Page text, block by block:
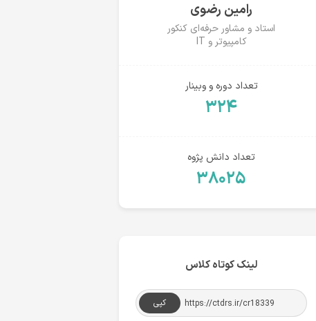
رامین رضوی
استاد و مشاور حرفه‌ای کنکور
کامپیوتر و IT
تعداد دوره و وبینار
۳۲۴
تعداد دانش پژوه
۳۸۰۲۵
لینک کوتاه کلاس
کپی